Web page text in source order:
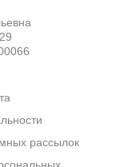
рассылок